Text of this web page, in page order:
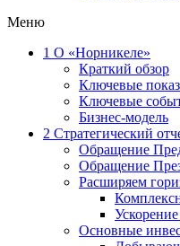
Меню
1 О «Норникеле»
Краткий обзор
Ключевые
Ключевые
Бизнес-модель
2 Стратегический
Обращение
Обращение
Расширяем
Основные